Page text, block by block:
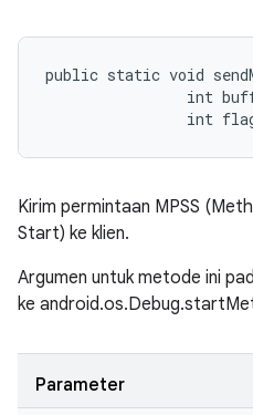
public static void
int
int
Kirim permintaan MPSS
Start) ke klien.
Argumen untuk metode ini
ke
Parameter